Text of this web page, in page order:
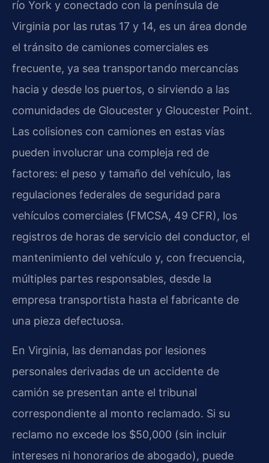
río York y conectado con la península de
Virginia por las rutas 17 y 14, es un área donde
el tránsito de camiones comerciales es
frecuente, ya sea transportando mercancías
hacia y desde los puertos, o sirviendo a las
comunidades de Gloucester y Gloucester Point.
Las colisiones con camiones en estas vías
pueden involucrar una compleja red de
factores: el peso y tamaño del vehículo, las
regulaciones federales de seguridad para
vehículos comerciales (FMCSA, 49 CFR), los
registros de horas de servicio del conductor, el
mantenimiento del vehículo y, con frecuencia,
múltiples partes responsables, desde la
empresa transportista hasta el fabricante de
una pieza defectuosa.
En Virginia, las demandas por lesiones
personales derivadas de un accidente de
camión se presentan ante el tribunal
correspondiente al monto reclamado. Si su
reclamo no excede los $50,000 (sin incluir
intereses ni honorarios de abogado), puede